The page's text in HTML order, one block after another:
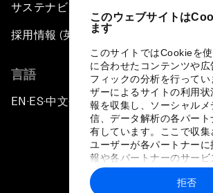
このウェブサイトは
ます
このサイトではCookieを
に合わせたコンテンツや広
フィックの分析を行って
ザーによるサイトの利用
報を収集し、ソーシャル
信、データ解析の各パー
有しています。ここで収集
ユーザーが各パートナー
報や各パートナーのサービ
に収集された情報と組み
トナーによって使用される
拒否
サステナビリティへの取り組み
採用情報 (英語のみ)
言語
EN ▪ ES▪中文▪ 日本語